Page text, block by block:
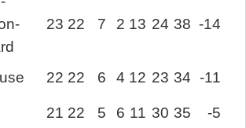
23 22 7 2 13 24 38 -14
22 22 6 4 12 23 34 -11
21 22 5 6 11 30 35
-5